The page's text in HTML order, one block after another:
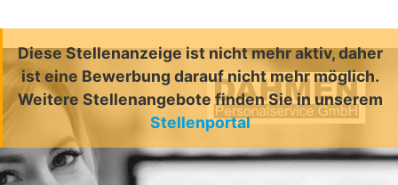
Diese Stellenanzeige ist nicht mehr aktiv, daher
ist eine Bewerbung darauf nicht mehr möglich.
Weitere Stellenangebote finden Sie in unserem
Stellenportal